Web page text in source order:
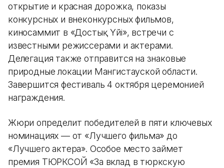
открытие и красная дорожка, показы
конкурсных и внеконкурсных фильмов,
киносаммит в «Достық Үйі», встречи с
известными режиссерами и актерами.
Делегация также отправится на знаковые
природные локации Мангистауской области.
Завершится фестиваль 4 октября церемонией
награждения.
Жюри определит победителей в пяти ключевых
номинациях — от «Лучшего фильма» до
«Лучшего актера». Особое место займет
премия ТЮРКСОЙ «За вклад в тюркскую